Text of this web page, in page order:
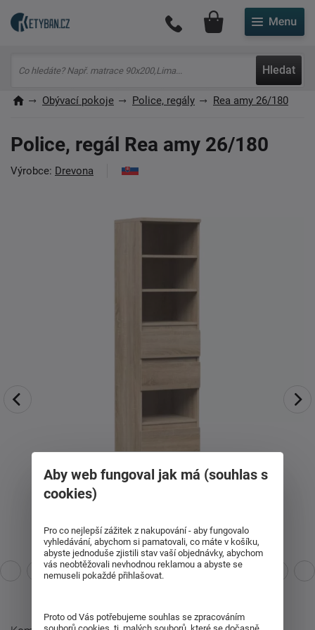
Hledat
Můj účet
Obývací pokoje Police, regály Rea amy 26/180
Police, regál Rea amy 26/180
Výrobce: Drevona
Aby web fungoval jak má (souhlas s
cookies)
Pro co nejlepší zážitek z nakupování - aby fungovalo
vyhledávání, abychom si pamatovali, co máte v košíku,
abyste jednoduše zjistili stav vaší objednávky, abychom
vás neobtěžovali nevhodnou reklamou a abyste se
nemuseli pokaždé přihlašovat.
Proto od Vás potřebujeme souhlas se zpracováním